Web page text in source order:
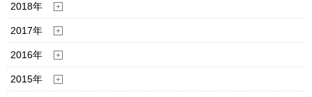
2018年
2017年
2016年
2015年